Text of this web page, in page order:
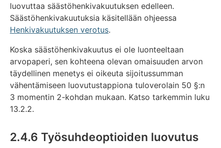
luovuttaa säästöhenkivakuutuksen edelleen.
Säästöhenkivakuutuksia käsitellään ohjeessa
Henkivakuutuksen verotus.
Koska säästöhenkivakuutus ei ole luonteeltaan
arvopaperi, sen kohteena olevan omaisuuden arvon
täydellinen menetys ei oikeuta sijoitussumman
vähentämiseen luovutustappiona tuloverolain 50 §:n
3 momentin 2-kohdan mukaan. Katso tarkemmin luku
13.2.2.
2.4.6 Työsuhdeoptioiden luovutus